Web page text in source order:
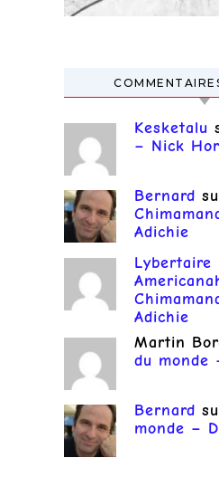
Kesketalu
– Nick
Bernard
Adichie
Lybertaire
Adichie
Martin
du monde
Bernard
monde –